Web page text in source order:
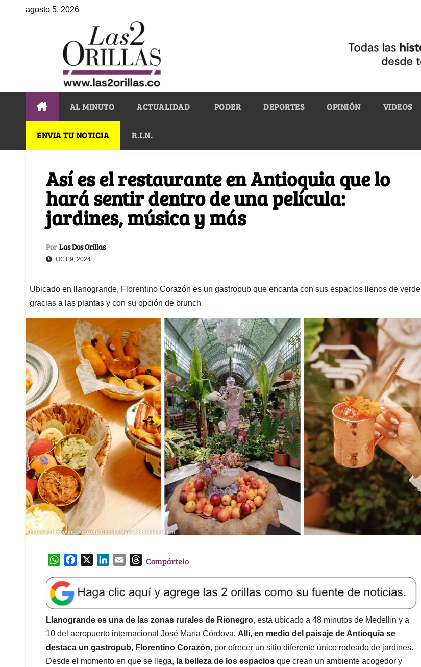
agosto 5, 2026
AL MINUTO ACTUALIDAD PODER DEPORTES OPINIÓN VIDEOS
ENVIA TU NOTICIA R.I.N.
Así es el restaurante en Antioquia que lo
hará sentir dentro de una película:
jardines, música y más
Por Las Dos Orillas
OCT 9, 2024
Ubicado en llanogrande, Florentino Corazón es un gastropub que encanta con sus espacios llenos de verde
gracias a las plantas y con su opción de brunch
W
a
t
s
A
p
p
e
b
o
o
k
k
e
d
I
n
l
T
e
a
d
s
Compártelo
Llanogrande es una de las zonas rurales de Rionegro, está ubicado a 48 minutos de Medellín y a
10 del aeropuerto internacional José María Córdova. Allí, en medio del paisaje de Antioquia se
destaca un gastropub, Florentino Corazón, por ofrecer un sitio diferente único rodeado de jardines.
Desde el momento en que se llega, la belleza de los espacios que crean un ambiente acogedor y